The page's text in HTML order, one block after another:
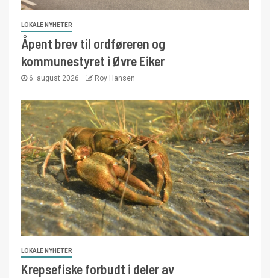
LOKALE NYHETER
Åpent brev til ordføreren og
kommunestyret i Øvre Eiker
6. august 2026 Roy Hansen
LOKALE NYHETER
Krepsefiske forbudt i deler av